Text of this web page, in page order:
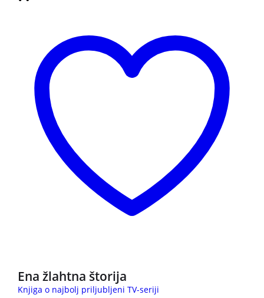
Ena žlahtna štorija
Knjiga o najbolj priljubljeni TV-seriji